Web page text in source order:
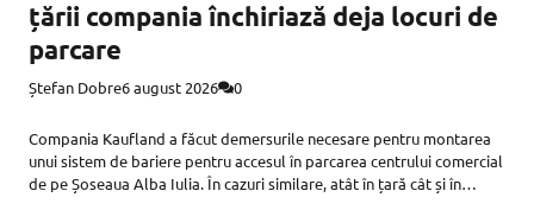
țării compania închiriază deja locuri de
parcare
Ștefan Dobre6 august 2026 0
Compania Kaufland a făcut demersurile necesare pentru montarea
unui sistem de bariere pentru accesul în parcarea centrului comercial
de pe Șoseaua Alba Iulia. În cazuri similare, atât în țară cât și în